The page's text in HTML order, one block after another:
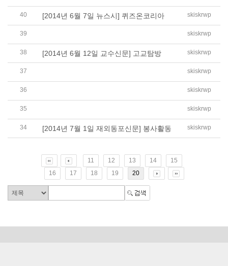
40 [2014년 6월 7일 뉴스시] 퀴즈온코리아 skiskrwp
39 [2014년 6월 12일 KOREA TIMES] 학교장 인터뷰skiskrwp
38 [2014년 6월 12일 교수신문] 고교탐방 skiskrwp
37 [2014년 6월호-한누리] 봉사활동 및 재난대피 훈련
skiskrwp
36 [2014년 6월호-한누리] 한누리 편집위원 간담회skiskrwp
35 [2014년 7월호 교육부발행-행복한교육] 교장기고skiskrwp
34 [2014년 7월 1일 재외동포신문] 봉사활동 skiskrwp
11 12 13 14
15
16
17 18 19 20